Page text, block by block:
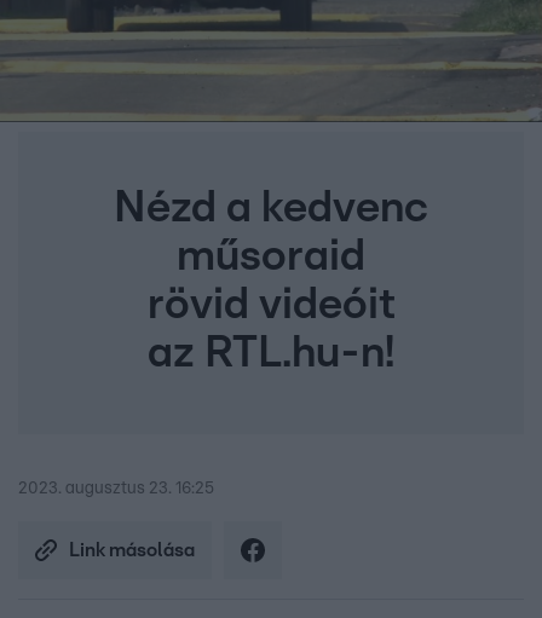
Nézd a kedvenc
műsoraid
rövid videóit
az RTL.hu-n!
2023. augusztus 23. 16:25
Link másolása